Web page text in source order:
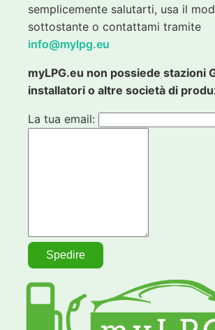
semplicemente salutarti, usa il
sottostante o contattami tramite
info@mylpg.eu
myLPG.eu non possiede stazioni
installatori o altre società di
La tua email: